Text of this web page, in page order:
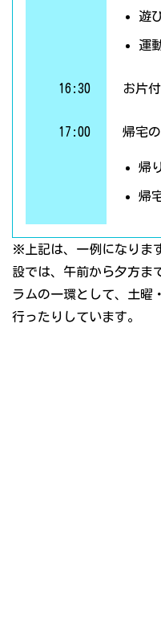
遊
運
16:30 お片
17:00 帰宅
帰
帰
※上記は、一例になりま
設では、午前から夕方ま
ラムの一環として、土曜
行ったりしています。